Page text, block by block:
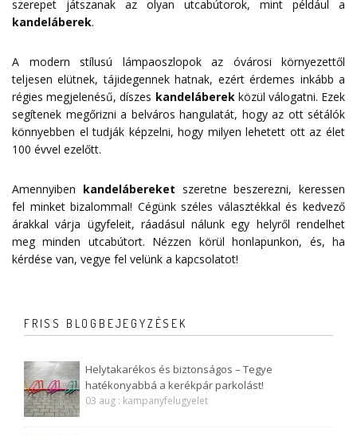
szerepet játszanak az olyan utcabútorok, mint például a
kandeláberek.
A modern stílusú lámpaoszlopok az óvárosi környezettől
teljesen elütnek, tájidegennek hatnak, ezért érdemes inkább a
régies megjelenésű, díszes kandeláberekközül válogatni. Ezek
segítenek megőrizni a belváros hangulatát, hogy az ott sétálók
könnyebben el tudják képzelni, hogy milyen lehetett ott az élet
100 évvel ezelőtt.
Amennyiben kandelábereket szeretne beszerezni, keressen
fel minket bizalommal! Cégünk széles választékkal és kedvező
árakkal várja ügyfeleit, ráadásul nálunk egy helyről rendelhet
meg minden utcabútort. Nézzen körül honlapunkon, és, ha
kérdése van, vegye fel velünk a kapcsolatot!
FRISS BLOGBEJEGYZÉSEK
Helytakarékos és biztonságos – Tegye
hatékonyabbá a kerékpár parkolást!
03 aug : kampanyfelugyelet